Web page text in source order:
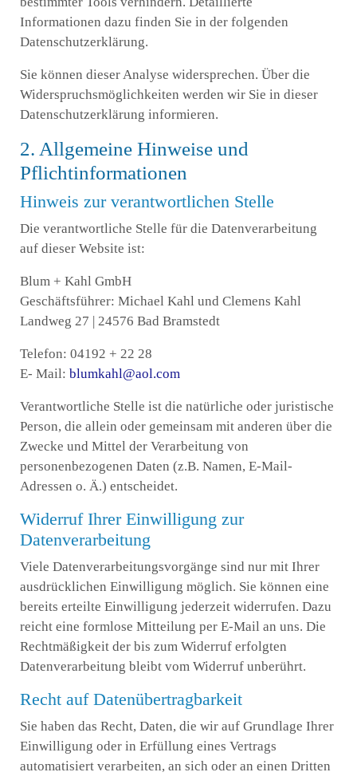
Informationen dazu finden Sie in der folgenden
Datenschutzerklärung.
Sie können dieser Analyse widersprechen. Über die
Widerspruchsmöglichkeiten werden wir Sie in dieser
Datenschutzerklärung informieren.
2. Allgemeine Hinweise und
Pflichtinformationen
Hinweis zur verantwortlichen Stelle
Die verantwortliche Stelle für die Datenverarbeitung
auf dieser Website ist:
Blum + Kahl GmbH
Geschäftsführer: Michael Kahl und Clemens Kahl
Landweg 27 | 24576 Bad Bramstedt
Telefon: 04192 + 22 28
E- Mail:blumkahl@aol.com
Verantwortliche Stelle ist die natürliche oder juristische
Person, die allein oder gemeinsam mit anderen über die
Zwecke und Mittel der Verarbeitung von
personenbezogenen Daten (z.B. Namen, E-Mail-
Adressen o. Ä.) entscheidet.
Widerruf Ihrer Einwilligung zur
Datenverarbeitung
Viele Datenverarbeitungsvorgänge sind nur mit Ihrer
ausdrücklichen Einwilligung möglich. Sie können eine
bereits erteilte Einwilligung jederzeit widerrufen. Dazu
reicht eine formlose Mitteilung per E-Mail an uns. Die
Rechtmäßigkeit der bis zum Widerruf erfolgten
Datenverarbeitung bleibt vom Widerruf unberührt.
Recht auf Datenübertragbarkeit
Sie haben das Recht, Daten, die wir auf Grundlage Ihrer
Einwilligung oder in Erfüllung eines Vertrags
automatisiert verarbeiten, an sich oder an einen Dritten